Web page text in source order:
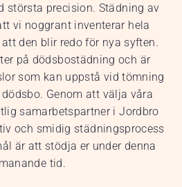
största precision. Städning av
vi noggrant inventerar hela
den blir redo för nya syften.
på dödsbostädning och är
som kan uppstå vid tömning
Genom att välja våra
samarbetspartner i Jordbro
och smidig städningsprocess
är att stödja er under denna
tid.